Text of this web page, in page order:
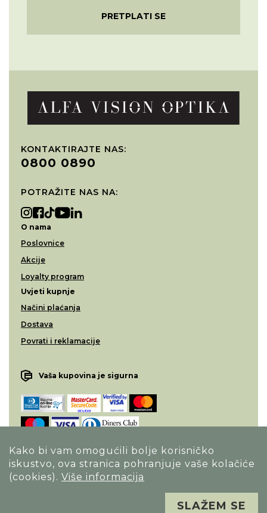
Kako bi vam omogućili bolje korisničko
iskustvo, ova stranica pohranjuje vaše kolačiće
(cookies). Više informacija
SLAŽEM SE
PRETPLATI SE
KONTAKTIRAJTE NAS:
0800 0890
POTRAŽITE NAS NA:
O nama
Poslovnice
Akcije
Loyalty program
Uvjeti kupnje
Načini plaćanja
Dostava
Povrati i reklamacije
Vaša kupovina je sigurna
Opći uvjeti poslovanja
Izjava o sigurnosti načina poslovanja